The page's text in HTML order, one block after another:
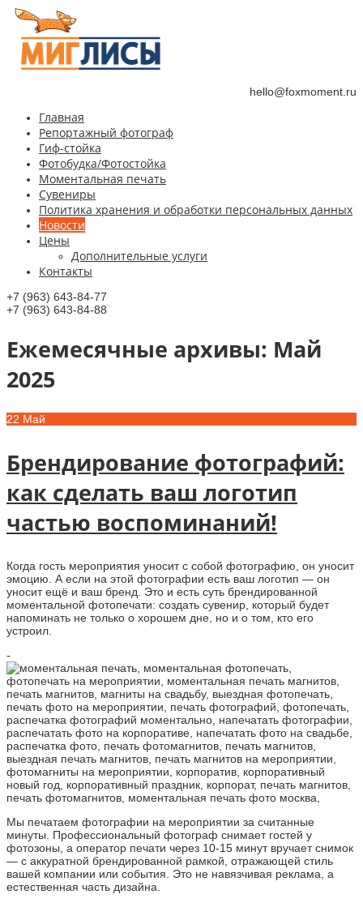
hello@foxmoment.ru
Главная
Репортажный фотограф
Гиф-стойка
Фотобудка/Фотостойка
Моментальная печать
Сувениры
Политика хранения и обработки персональных данных
Новости
Цены
Дополнительные услуги
Контакты
+7 (963) 643-84-77
+7 (963) 643-84-88
Ежемесячные aрхивы: Май
2025
22 Май
Брендирование фотографий:
как сделать ваш логотип
частью воспоминаний!
Когда гость мероприятия уносит с собой фотографию, он уносит
эмоцию. А если на этой фотографии есть ваш логотип — он
уносит ещё и ваш бренд. Это и есть суть брендированной
моментальной фотопечати: создать сувенир, который будет
напоминать не только о хорошем дне, но и о том, кто его
устроил.
-
Мы печатаем фотографии на мероприятии за считанные
минуты. Профессиональный фотограф снимает гостей у
фотозоны, а оператор печати через 10-15 минут вручает снимок
— с аккуратной брендированной рамкой, отражающей стиль
вашей компании или события. Это не навязчивая реклама, а
естественная часть дизайна.